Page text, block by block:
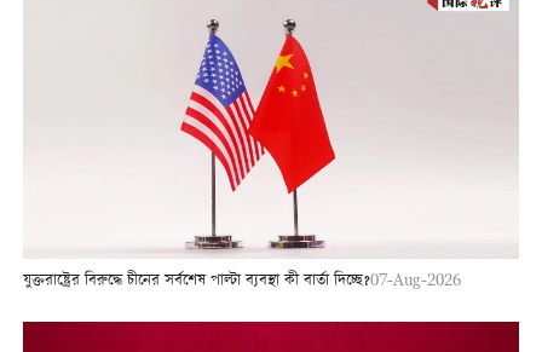
যুক্তরাষ্ট্রের বিরুদ্ধে চীনের সর্বশেষ পাল্টা ব্যবস্থা কী বার্তা দিচ্ছে?07-Aug-2026